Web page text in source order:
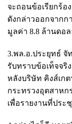
จะถอนข้อเรียกร้อ
ดังกล่าวออกจาก
มูลค่า 8.8 ล้านดอ
3.พล.อ.ประยุทธ์ จั
รับทราบข้อเท็จจริ
หลังบริษัท คิงส์เก
กระทรวงอุตสาห
เพื่อรายงานที่ปร